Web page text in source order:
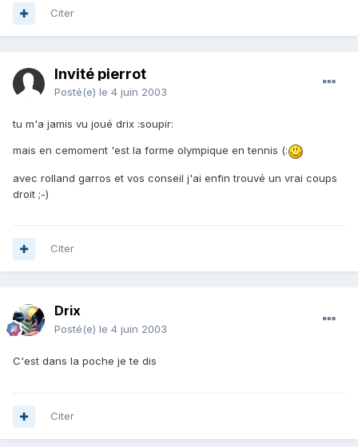
Citer
Invité pierrot
Posté(e) le 4 juin 2003
tu m'a jamis vu joué drix :soupir:
mais en cemoment 'est la forme olympique en tennis (:
avec rolland garros et vos conseil j'ai enfin trouvé un vrai coups
droit ;-)
Citer
Drix
Posté(e) le 4 juin 2003
C'est dans la poche je te dis
Citer